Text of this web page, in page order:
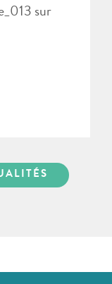
sur